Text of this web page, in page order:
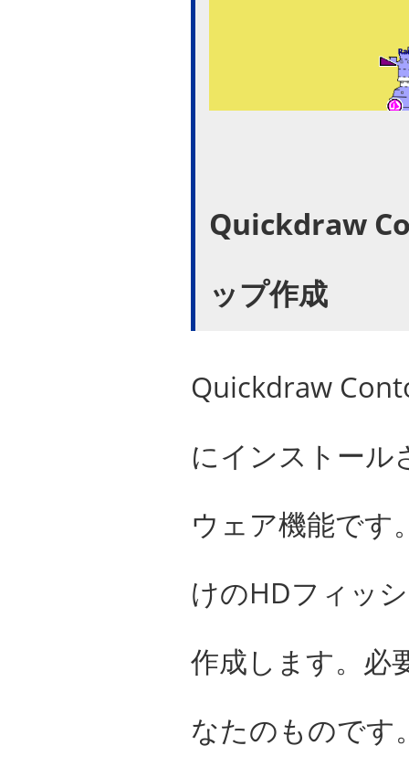
Quickdraw
ップ作成
Quickdraw
にインストール
ウェア機能です
けのHDフィッ
作成します。必
なたのものです